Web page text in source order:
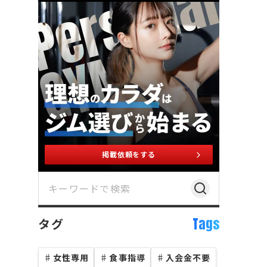
掲載依頼をする
タグ Tags
♯ 女性専用 ♯ 食事指導 ♯ 入会金不要